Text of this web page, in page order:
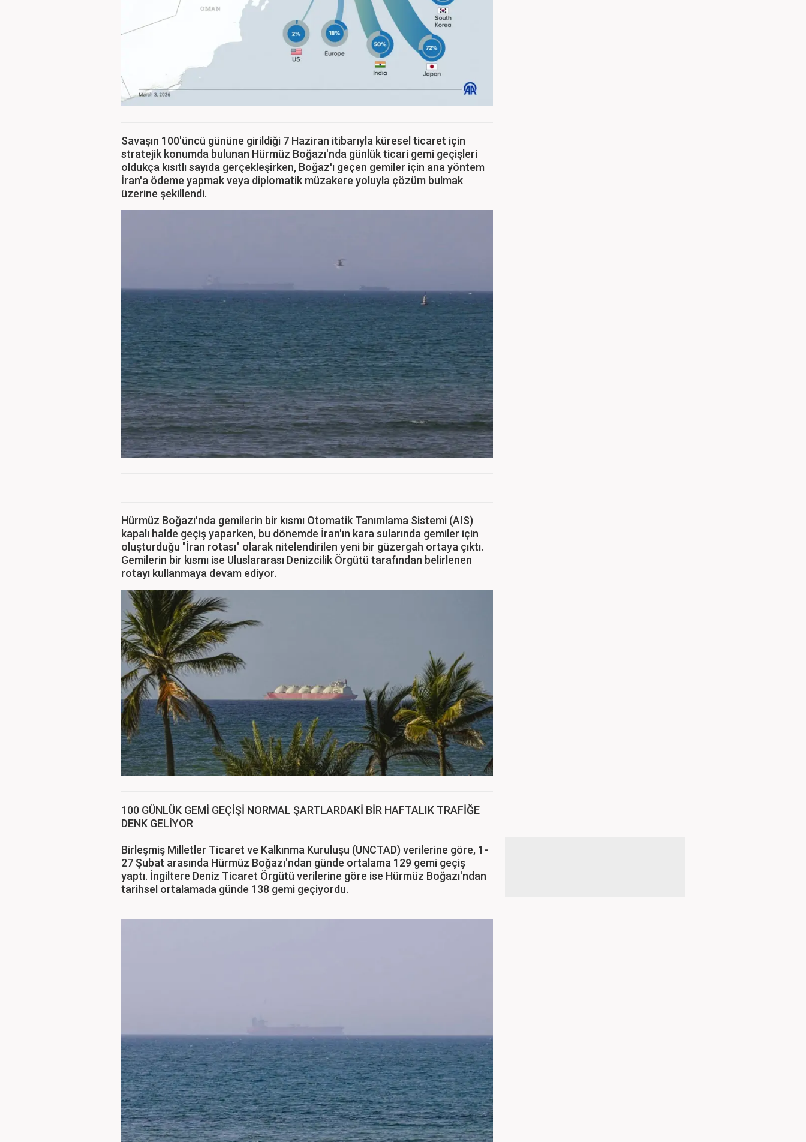
Savaşın 100'üncü gününe girildiği 7 Haziran itibarıyla küresel ticaret için
stratejik konumda bulunan Hürmüz Boğazı'nda günlük ticari gemi geçişleri
oldukça kısıtlı sayıda gerçekleşirken, Boğaz'ı geçen gemiler için ana yöntem
İran'a ödeme yapmak veya diplomatik müzakere yoluyla çözüm bulmak
üzerine şekillendi.
Hürmüz Boğazı'nda gemilerin bir kısmı Otomatik Tanımlama Sistemi (AIS)
kapalı halde geçiş yaparken, bu dönemde İran'ın kara sularında gemiler için
oluşturduğu "İran rotası" olarak nitelendirilen yeni bir güzergah ortaya çıktı.
Gemilerin bir kısmı ise Uluslararası Denizcilik Örgütü tarafından belirlenen
rotayı kullanmaya devam ediyor.
100 GÜNLÜK GEMİ GEÇİŞİ NORMAL ŞARTLARDAKİ BİR HAFTALIK TRAFİĞE
DENK GELİYOR
Birleşmiş Milletler Ticaret ve Kalkınma Kuruluşu (UNCTAD) verilerine göre, 1-
27 Şubat arasında Hürmüz Boğazı'ndan günde ortalama 129 gemi geçiş
yaptı. İngiltere Deniz Ticaret Örgütü verilerine göre ise Hürmüz Boğazı'ndan
tarihsel ortalamada günde 138 gemi geçiyordu.